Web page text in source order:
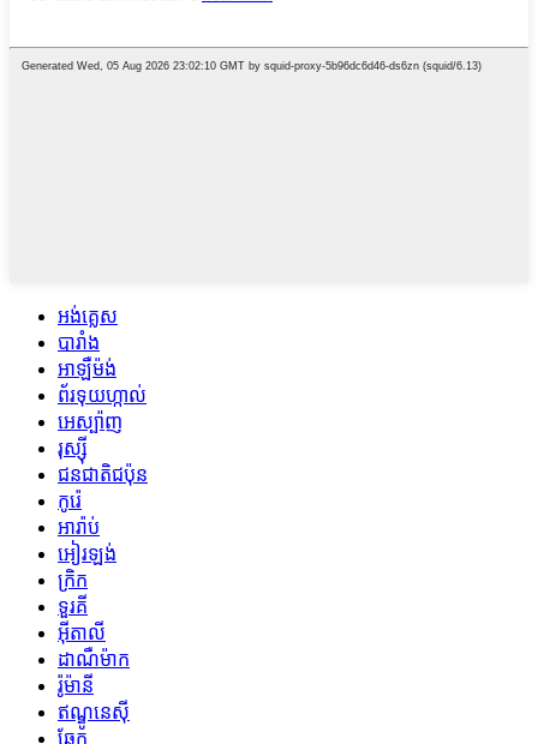
អង់គ្លេស
បារាំង
អាឡឺម៉ង់
ព័រទុយហ្កាល់
អេស្ប៉ាញ
រុស្ស៊ី
ជនជាតិជប៉ុន
កូរ៉េ
អារ៉ាប់
អៀរឡង់
ក្រិក
ទួរគី
អ៊ីតាលី
ដាណឺម៉ាក
រ៉ូម៉ានី
ឥណ្ឌូនេស៊ី
ឆែក